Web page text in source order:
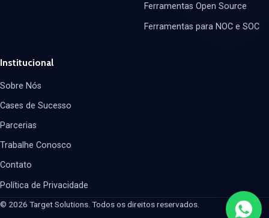
Ferramentas Open Source
Ferramentas para NOC e SOC
Institucional
Sobre Nós
Cases de Sucesso
Parcerias
Trabalhe Conosco
Contato
Política de Privacidade
© 2026 Target Solutions. Todos os direitos reservados.